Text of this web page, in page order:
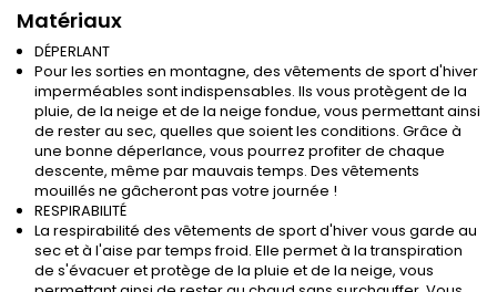
Matériaux
DÉPERLANT
Pour les sorties en montagne, des vêtements de sport d'hiver
imperméables sont indispensables. Ils vous protègent de la
pluie, de la neige et de la neige fondue, vous permettant ainsi
de rester au sec, quelles que soient les conditions. Grâce à
une bonne déperlance, vous pourrez profiter de chaque
descente, même par mauvais temps. Des vêtements
mouillés ne gâcheront pas votre journée !
RESPIRABILITÉ
La respirabilité des vêtements de sport d'hiver vous garde au
sec et à l'aise par temps froid. Elle permet à la transpiration
de s'évacuer et protège de la pluie et de la neige, vous